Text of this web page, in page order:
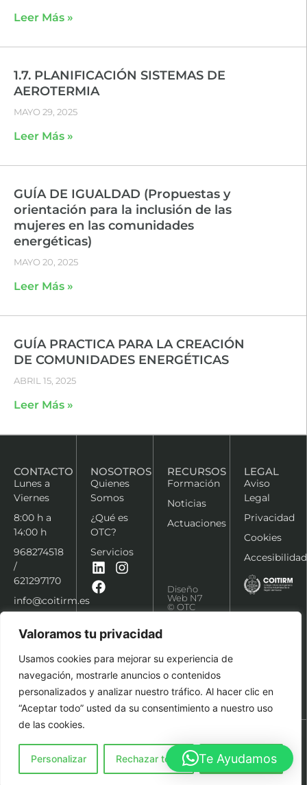
Valoramos tu privacidad
Usamos cookies para mejorar su experiencia de
navegación, mostrarle anuncios o contenidos
personalizados y analizar nuestro tráfico. Al hacer clic en
“Aceptar todo” usted da su consentimiento a nuestro uso
de las cookies.
Personalizar Rechazar todo Aceptar todo
Leer Más »
1.7. PLANIFICACIÓN SISTEMAS DE
AEROTERMIA
MAYO 29, 2025
Leer Más »
GUÍA DE IGUALDAD (Propuestas y
orientación para la inclusión de las
mujeres en las comunidades
energéticas)
MAYO 20, 2025
Leer Más »
GUÍA PRACTICA PARA LA CREACIÓN
DE COMUNIDADES ENERGÉTICAS
ABRIL 15, 2025
Leer Más »
CONTACTO
Lunes a
Viernes
8:00 h a
14:00 h
968274518
/
621297170
info@coitirm.es
NOSOTROS
Quienes
Somos
¿Qué es
OTC?
Servicios
RECURSOS
Formación
Noticias
Actuaciones
Diseño
Web N7
© OTC
LEGAL
Aviso
Legal
Privacidad
Cookies
Accesibilidad
Te Ayudamos